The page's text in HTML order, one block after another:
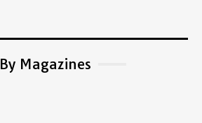
By Magazines